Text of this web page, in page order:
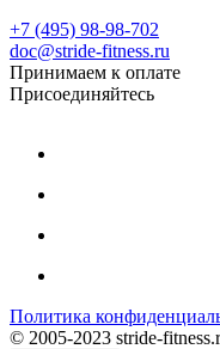
+7 (495) 98-98-702
doc@stride-fitness.ru
Принимаем к оплате
Присоединяйтесь
Политика
© 2005-2023 stride-